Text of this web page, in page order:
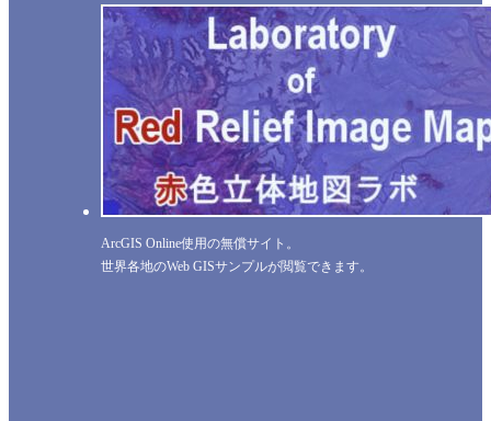
ArcGIS Online使用の無償サイト。
世界各地のWeb GISサンプルが閲覧できます。